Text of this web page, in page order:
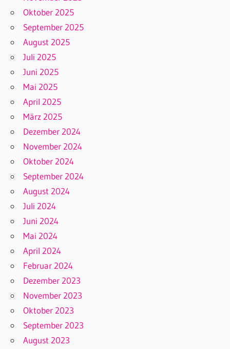
Oktober 2025
September 2025
August 2025
Juli 2025
Juni 2025
Mai 2025
April 2025
März 2025
Dezember 2024
November 2024
Oktober 2024
September 2024
August 2024
Juli 2024
Juni 2024
Mai 2024
April 2024
Februar 2024
Dezember 2023
November 2023
Oktober 2023
September 2023
August 2023